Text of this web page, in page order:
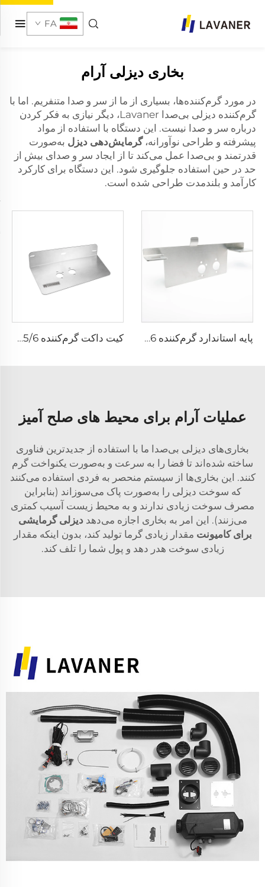
FA
بخاری دیزلی آرام
در مورد گرم‌کننده‌ها، بسیاری از ما از سر و صدا متنفریم. اما با
گرم‌کننده دیزلی بی‌صدا Lavaner، دیگر نیازی به فکر کردن
درباره سر و صدا نیست. این دستگاه با استفاده از مواد
پیشرفته و طراحی نوآورانه،گرمایش‌دهی دیزل به‌صورت
قدرتمند و بی‌صدا عمل می‌کند تا از ایجاد سر و صدای بیش از
حد در حین استفاده جلوگیری شود. این دستگاه برای کارکرد
کارآمد و بلندمدت طراحی شده است.
پایه استاندارد گرم‌کننده T5/6 کیت داکت گرم‌کننده T5/6 - سفارشی‌سازی شده برای کیت‌های داکت هوا
عملیات آرام برای محیط های صلح آمیز
بخاری‌های دیزلی بی‌صدا ما با استفاده از جدیدترین فناوری
ساخته شده‌اند تا فضا را به سرعت و به‌صورت یکنواخت گرم
کنند. این بخاری‌ها از سیستم منحصر به فردی استفاده می‌کنند
که سوخت دیزلی را به‌صورت پاک می‌سوزاند (بنابراین
مصرف سوخت زیادی ندارند و به محیط زیست آسیب کمتری
می‌زنند). این امر به بخاری اجازه می‌دهددیزلی گرمایشی
برای کامیونت مقدار زیادی گرما تولید کند، بدون اینکه مقدار
زیادی سوخت هدر دهد و پول شما را تلف کند.